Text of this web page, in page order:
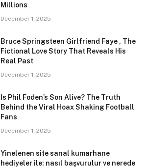
Millions
December 1, 2025
Bruce Springsteen Girlfriend Faye , The
Fictional Love Story That Reveals His
Real Past
December 1, 2025
Is Phil Foden’s Son Alive? The Truth
Behind the Viral Hoax Shaking Football
Fans
December 1, 2025
Yinelenen site sanal kumarhane
hediyeler ile: nasıl başvurulur ve nerede